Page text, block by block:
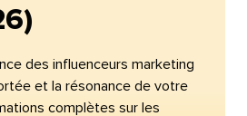
des influenceurs marketing
et la résonance de votre
complètes sur les